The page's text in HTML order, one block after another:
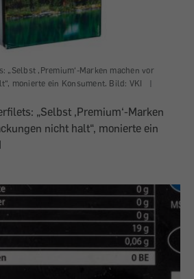
„Selbst ,Premium‘-Marken machen vor
monierte ein Konsument. Bild: VKI
|
„Selbst ,Premium‘-Marken
nicht halt“, monierte ein